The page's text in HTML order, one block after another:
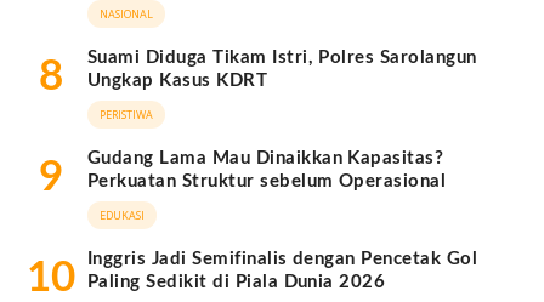
NASIONAL
8
Suami Diduga Tikam Istri, Polres Sarolangun
Ungkap Kasus KDRT
PERISTIWA
9
Gudang Lama Mau Dinaikkan Kapasitas?
Perkuatan Struktur sebelum Operasional
EDUKASI
10
Inggris Jadi Semifinalis dengan Pencetak Gol
Paling Sedikit di Piala Dunia 2026